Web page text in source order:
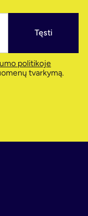
Tęsti
politikoje
tvarkymą.